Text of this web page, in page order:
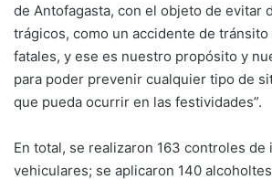
de Antofagasta, con el objeto de evitar
trágicos, como un accidente de
fatales, y ese es nuestro propósito y
para poder prevenir cualquier tipo de
que pueda ocurrir en las festividades”.
En total, se realizaron 163 controles de
vehiculares; se aplicaron 140